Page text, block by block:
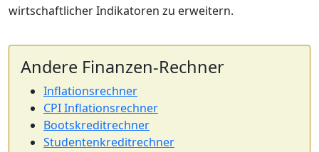
wirtschaftlicher Indikatoren zu erweitern.
Andere Finanzen-Rechner
Inflationsrechner
CPI Inflationsrechner
Bootskreditrechner
Studentenkreditrechner